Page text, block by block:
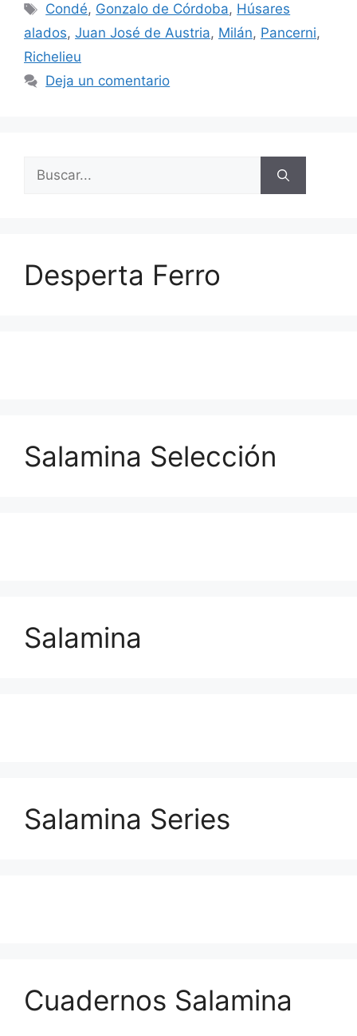
Etiquetas
Condé, Gonzalo de Córdoba, Húsares
alados, Juan José de Austria, Milán, Pancerni,
Richelieu
Deja un comentario
Buscar:
Desperta Ferro
Salamina Selección
Salamina
Salamina Series
Cuadernos Salamina